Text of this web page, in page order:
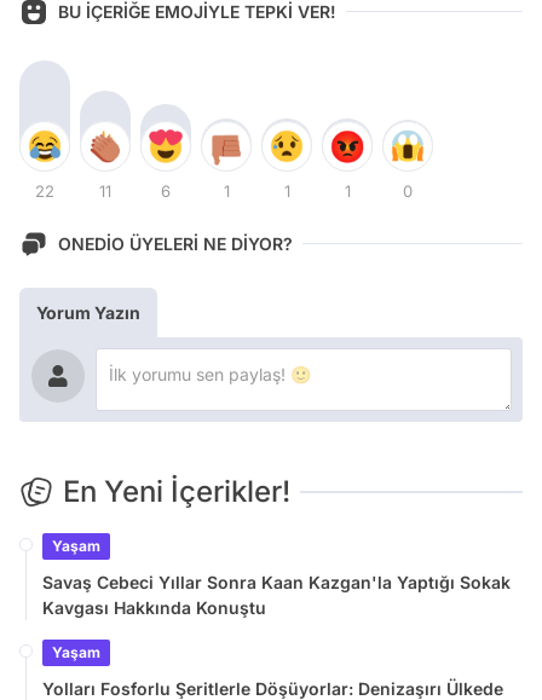
BU İÇERİĞE EMOJİYLE TEPKİ VER!
22 11 6 1 1 1 0
ONEDİO ÜYELERİ NE DİYOR?
Yorum Yazın
En Yeni İçerikler!
Yaşam
Savaş Cebeci Yıllar Sonra Kaan Kazgan'la Yaptığı Sokak
Kavgası Hakkında Konuştu
Yaşam
Yolları Fosforlu Şeritlerle Döşüyorlar: Denizaşırı Ülkede